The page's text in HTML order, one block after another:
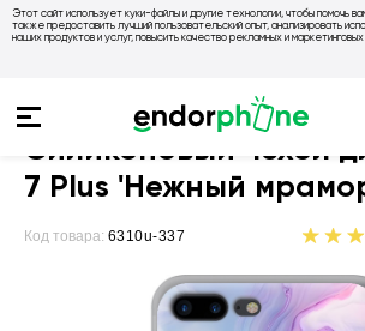
Этот сайт использует куки-файлы и другие технологии, чтобы помочь
также предоставить лучший пользовательский опыт, анализировать
наших продуктов и услуг, повысить качество рекламных и маркетинговых
Чехлы на Apple
Силиконовый чехол
7 Plus 'Нежный
Код товара: 6310u-337